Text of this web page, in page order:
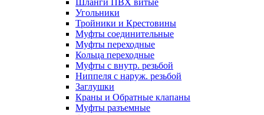
Угольники
Тройники и Крестовины
Муфты соединительные
Муфты переходные
Кольца переходные
Муфты с внутр. резьбой
Ниппеля с наруж. резьбой
Заглушки
Краны и Обратные клапаны
Муфты разъемные